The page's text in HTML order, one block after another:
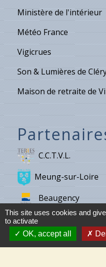
Ministère de l'intérieur
Météo France
Vigicrues
Son & Lumières de
Maison de retraite de
C.C.T.V.L.
Meung-sur-Loire
Beaugency
Cléry-St-
Mareau-aux-
This site uses cookies and
to activate
OK, accept all